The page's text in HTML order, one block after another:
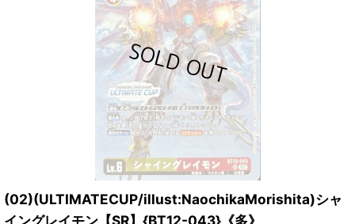
(02)(ULTIMATECUP/illust:NaochikaMorishita)シャ